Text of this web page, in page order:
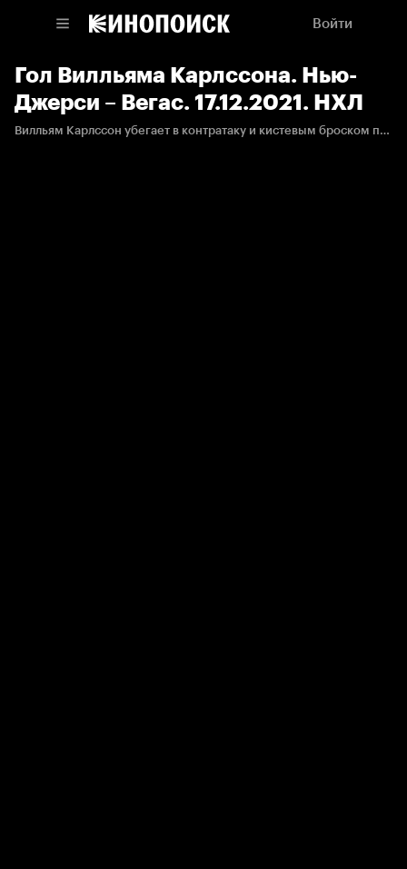
Войти
Гол Вилльяма Карлссона. Нью-
Джерси – Вегас. 17.12.2021. НХЛ
Вилльям Карлссон убегает в контратаку и кистевым броском попадает в ближний угол